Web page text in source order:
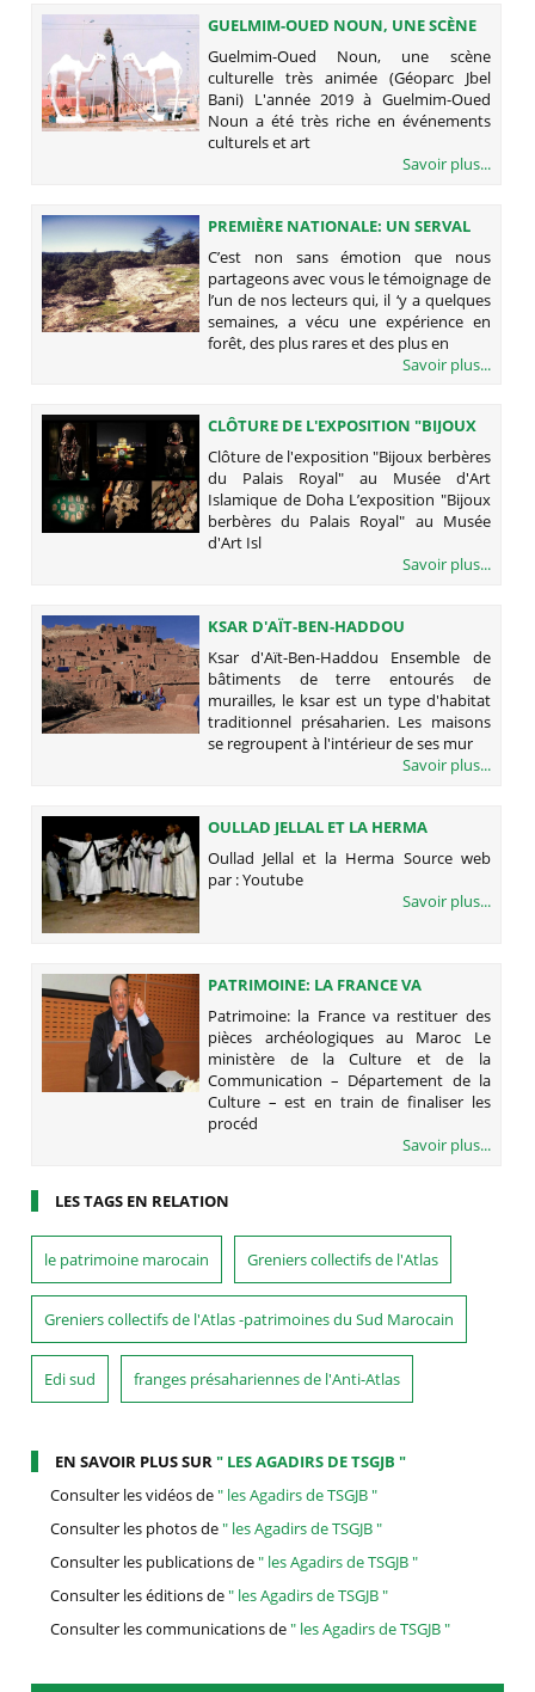
GUELMIM-OUED NOUN, UNE SCÈNE
CULTURELLE TRÈS ANIMÉE (GÉOPARC
JBEL BANI)
Guelmim-Oued Noun, une scène
culturelle très animée (Géoparc Jbel
Bani) L'année 2019 à Guelmim-Oued
Noun a été très riche en événements
culturels et art
Savoir plus...
PREMIÈRE NATIONALE: UN SERVAL
PHOTOGRAPHIÉ DANS LE MOYEN
ATLAS
C’est non sans émotion que nous
partageons avec vous le témoignage de
l’un de nos lecteurs qui, il ‘y a quelques
semaines, a vécu une expérience en
forêt, des plus rares et des plus en
Savoir plus...
CLÔTURE DE L'EXPOSITION "BIJOUX
BERBÈRES DU PALAIS ROYAL" AU
MUSÉE D'ART ISLAMIQUE DE DOHA
Clôture de l'exposition "Bijoux berbères
du Palais Royal" au Musée d'Art
Islamique de Doha L’exposition "Bijoux
berbères du Palais Royal" au Musée
d'Art Isl
Savoir plus...
KSAR D'AÏT-BEN-HADDOU
Ksar d'Aït-Ben-Haddou Ensemble de
bâtiments de terre entourés de
murailles, le ksar est un type d'habitat
traditionnel présaharien. Les maisons
se regroupent à l'intérieur de ses mur
Savoir plus...
OULLAD JELLAL ET LA HERMA
Oullad Jellal et la Herma Source web
par : Youtube
Savoir plus...
PATRIMOINE: LA FRANCE VA
RESTITUER DES PIÈCES
ARCHÉOLOGIQUES AU MAROC
Patrimoine: la France va restituer des
pièces archéologiques au Maroc Le
ministère de la Culture et de la
Communication – Département de la
Culture – est en train de finaliser les
procéd
Savoir plus...
LES TAGS EN RELATION
le patrimoine marocain Greniers collectifs de l'Atlas
Greniers collectifs de l'Atlas -patrimoines du Sud Marocain
Edi sud franges présahariennes de l'Anti-Atlas
EN SAVOIR PLUS SUR" LES AGADIRS DE TSGJB "
Consulter les vidéos de" les Agadirs de TSGJB "
Consulter les photos de" les Agadirs de TSGJB "
Consulter les publications de" les Agadirs de TSGJB "
Consulter les éditions de" les Agadirs de TSGJB "
Consulter les communications de" les Agadirs de TSGJB "